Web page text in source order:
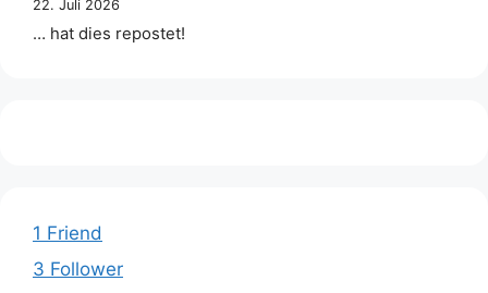
22. Juli 2026
… hat dies repostet!
1 Friend
3 Follower